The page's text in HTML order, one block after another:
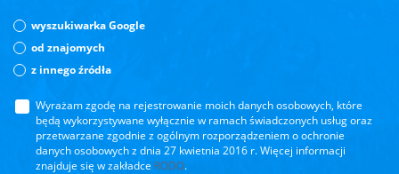
wyszukiwarka Google
od znajomych
z innego źródła
Wyrażam zgodę na rejestrowanie moich danych osobowych, które
będą wykorzystywane wyłącznie w ramach świadczonych usług oraz
przetwarzane zgodnie z ogólnym rozporządzeniem o ochronie
danych osobowych z dnia 27 kwietnia 2016 r. Więcej informacji
znajduje się w zakładce RODO.